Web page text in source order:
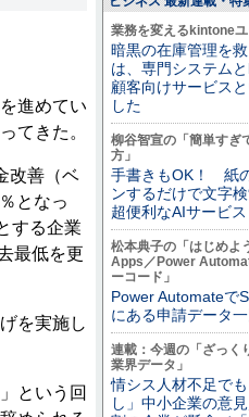
進めてい
てきた。
改善（ベ
となっ
する企業
最低を更
を実施し
という回
業務を変えるkintoneユ
暗黒の在庫管理を
は、専門システム
顧客向けサービス
した
柳谷智宣の「簡単すぎ
方」
手書きもOK！ 紙
ンするだけで文字
超便利なAIサービス
松本典子の「はじめよ
Apps／Power
ーコード」
Power Automateで
にある申請データ
連載：今週の「ざっく
業界データ」
情シス人材不足で
し」中小企業の意